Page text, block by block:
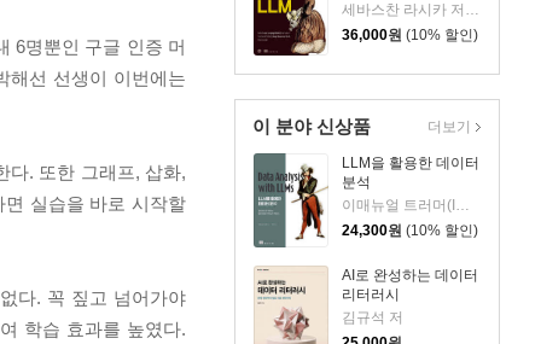
세바스찬 라시카 저/박해선 역
36,000원 (10% 할인)
이 분야 신상품
LLM을 활용한 데이터
분석
24,300원 (10% 할인)
AI로 완성하는 데이터
리터러시
김규석 저
더보기
6명뿐인 구글 인증 머
해선 선생이 이번에는
다. 또한 그래프, 삽화,
실습을 바로 시작할
다. 꼭 짚고 넘어가야
학습 효과를 높였다.